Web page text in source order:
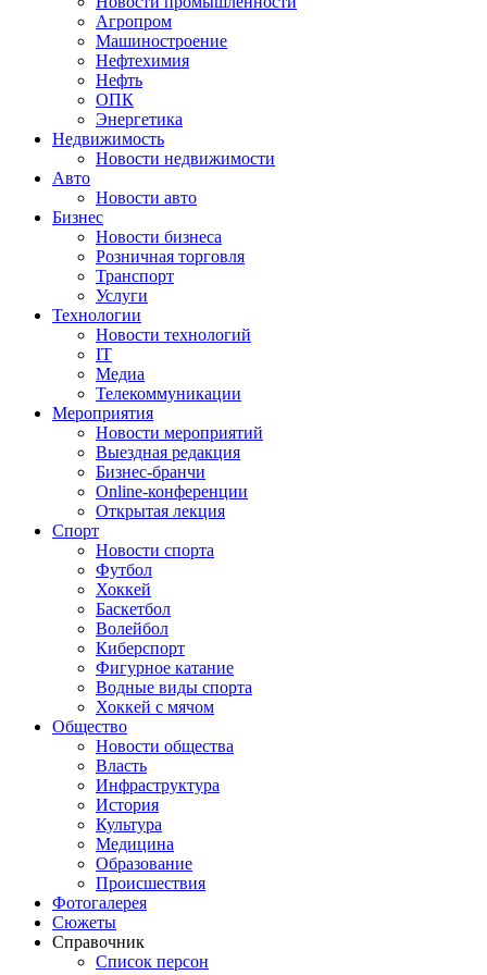
Агропром
Машиностроение
Нефтехимия
Нефть
ОПК
Энергетика
Недвижимость
Новости недвижимости
Авто
Новости авто
Бизнес
Новости бизнеса
Розничная торговля
Транспорт
Услуги
Технологии
Новости технологий
IT
Медиа
Телекоммуникации
Мероприятия
Новости мероприятий
Выездная редакция
Бизнес-бранчи
Online-конференции
Открытая лекция
Спорт
Новости спорта
Футбол
Хоккей
Баскетбол
Волейбол
Киберспорт
Фигурное катание
Водные виды спорта
Хоккей с мячом
Общество
Новости общества
Власть
Инфраструктура
История
Культура
Медицина
Образование
Происшествия
Фотогалерея
Сюжеты
Справочник
Список персон